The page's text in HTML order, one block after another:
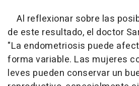
Al reflexionar sobre las
de este resultado, el doctor
"La endometriosis puede
forma variable. Las mujeres
leves pueden conservar un